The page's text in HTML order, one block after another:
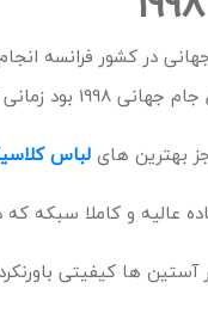
جام جهانی در کشور
هیچ قهرمان جام جهانی شدن.
بهترین هایلباس
عالیه و کاملا سبکه که
ها کیفیتی